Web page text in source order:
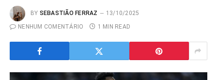
BY SEBASTIÃO FERRAZ
13/10/2025
NENHUM COMENTÁRIO
1 MIN READ